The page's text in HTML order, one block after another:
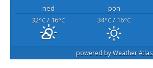
ned pon
32°C / 16°C 34°C / 16°C
powered byWeather Atlas